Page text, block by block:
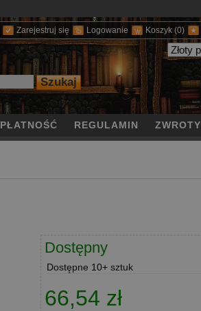
Zarejestruj się Logowanie Koszyk (0)
PŁATNOŚĆ REGULAMIN ZWROTY
Dostępny
Dostępne 10+ sztuk
66,54 zł